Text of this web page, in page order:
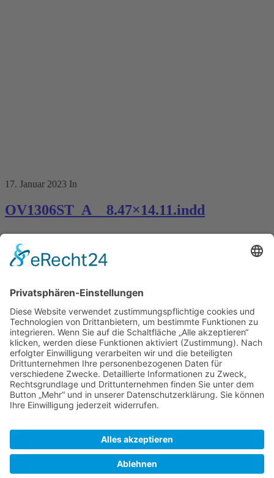
17. Januar 2023 In
OV1306ST_A__8.47×14.11.indd
Kontakt
Königstraße 28
70173 Stuttgart
T: 0711 29 39 20
kontakt@kaestner-stuttgart.de
Unsere Öffnungszeiten
Montag bis Samstag:
10:00 Uhr – 19:00 Uhr
Pflichtangaben
Impressum
Datenschutzerklärung
Kontakt